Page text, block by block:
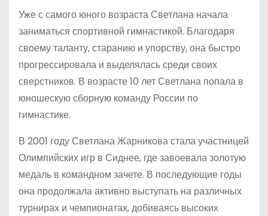
Уже с самого юного возраста Светлана начала
заниматься спортивной гимнастикой. Благодаря
своему таланту, старанию и упорству, она быстро
прогрессировала и выделялась среди своих
сверстников. В возрасте 10 лет Светлана попала в
юношескую сборную команду России по
гимнастике.
В 2001 году Светлана Жарникова стала участницей
Олимпийских игр в Сиднее, где завоевала золотую
медаль в командном зачете. В последующие годы
она продолжала активно выступать на различных
турнирах и чемпионатах, добиваясь высоких